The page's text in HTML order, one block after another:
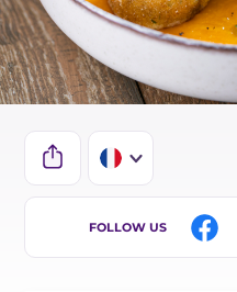
IT
FOLLOW US